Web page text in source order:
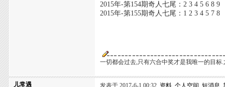
2015年-第154期奇人七尾：2 3 4 5 6 8 9
2015年-第155期奇人七尾：1 2 3 4 5 7 8
一切都会过去,只有六合中奖才是我唯一的目
儿常遇
发表于 2017-6-1 00:32 资料 个人空间 短消息